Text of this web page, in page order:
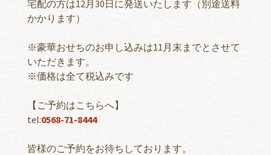
宅配の方は12月30日に発送いたします（別途送料
かかります）
※豪華おせちのお申し込みは11月末までとさせて
いただきます。
※価格は全て税込みです
【ご予約はこちらへ】
tel:0568-71-8444
皆様のご予約をお待ちしております。